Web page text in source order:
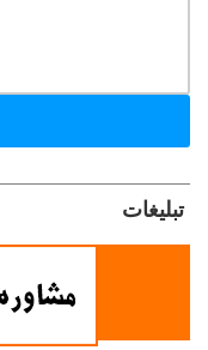
تبلیغات